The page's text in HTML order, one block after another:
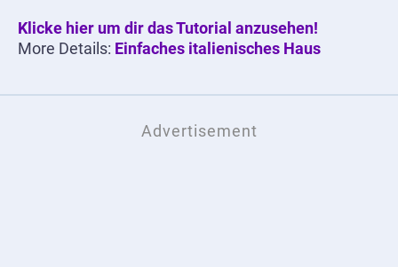
Klicke hier um dir das Tutorial anzusehen!
More Details: Einfaches italienisches Haus